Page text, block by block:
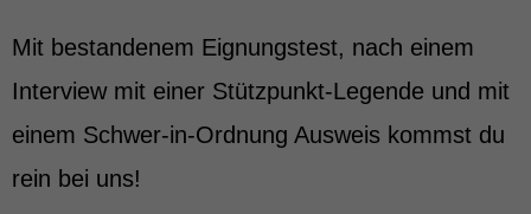
Mit bestandenem Eignungstest, nach einem
Interview mit einer Stützpunkt-Legende und mit
einem Schwer-in-Ordnung Ausweis kommst du
rein bei uns!